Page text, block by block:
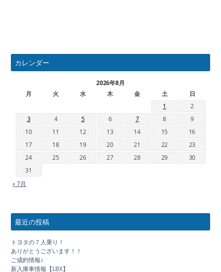
カレンダー
2026年8月
月
火 水 木 金 土
日
1
2
3
4 5 6 7 8
9
10
11 12 13 14 15
16
17
18 19 20 21 22
23
24
25 26 27 28 29
30
31
« 7月
最近の投稿
トヨタの７人乗り！
ありがとうございます！！
ご成約情報♪
新入庫車情報【LBX】